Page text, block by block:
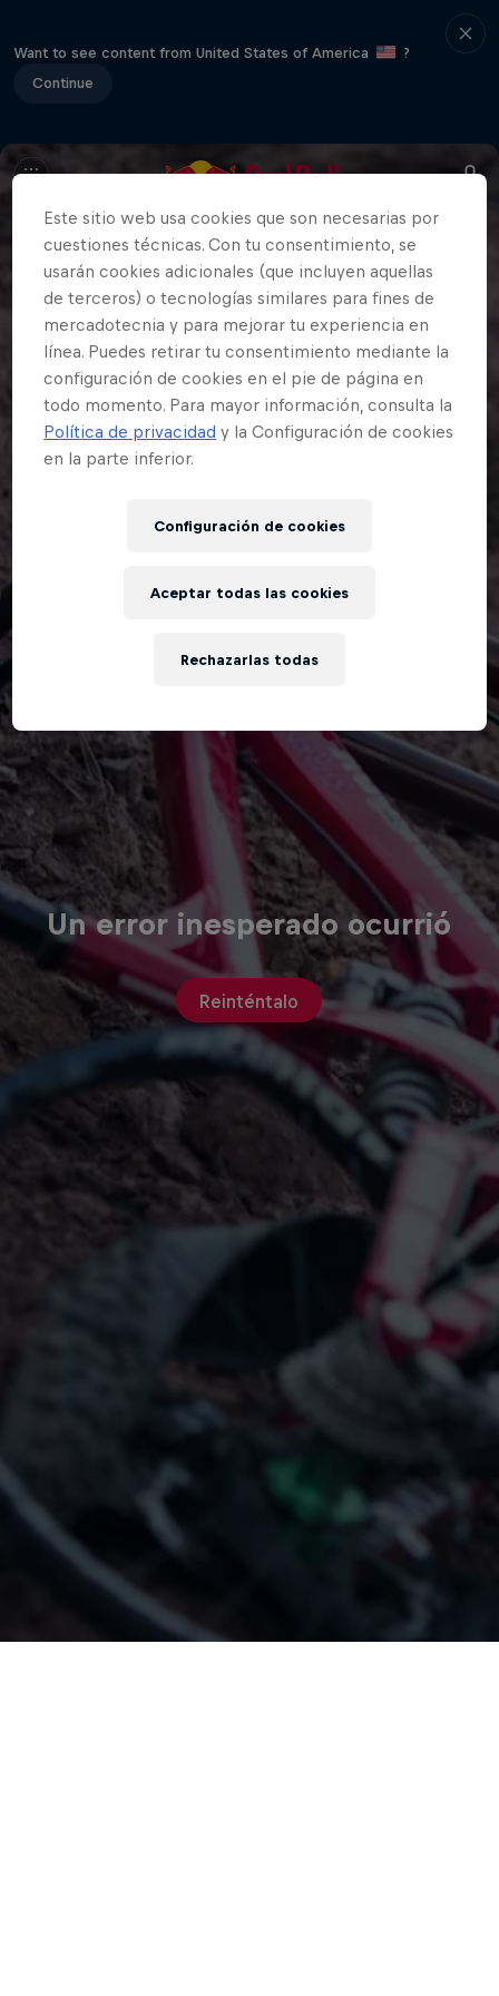
Want to see content from United States of America
?
Continue
Un error inesperado ocurrió
Reinténtalo
Este sitio web usa cookies que son necesarias por
cuestiones técnicas. Con tu consentimiento, se
usarán cookies adicionales (que incluyen aquellas
de terceros) o tecnologías similares para fines de
mercadotecnia y para mejorar tu experiencia en
línea. Puedes retirar tu consentimiento mediante la
configuración de cookies en el pie de página en
todo momento. Para mayor información, consulta la
Política de privacidad y la Configuración de cookies
en la parte inferior.
Configuración de cookies
Rechazarlas todas
Aceptar todas las cookies